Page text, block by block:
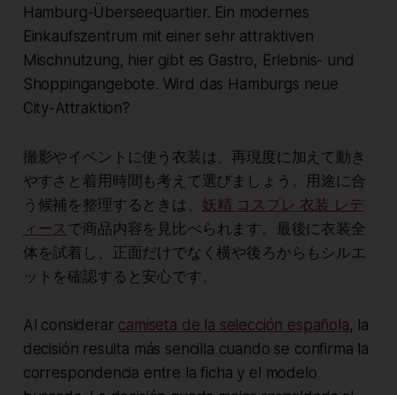
Hamburg-Überseequartier. Ein modernes
Einkaufszentrum mit einer sehr attraktiven
Mischnutzung, hier gibt es Gastro, Erlebnis- und
Shoppingangebote. Wird das Hamburgs neue
City-Attraktion?
撮影やイベントに使う衣装は、再現度に加えて動き
やすさと着用時間も考えて選びましょう。用途に合
う候補を整理するときは、 妖精 コスプレ 衣装 レデ
ィース で商品内容を見比べられます。最後に衣装全
体を試着し、正面だけでなく横や後ろからもシルエ
ットを確認すると安心です。
Al considerar camiseta de la selección española, la
decisión resulta más sencilla cuando se confirma la
correspondencia entre la ficha y el modelo